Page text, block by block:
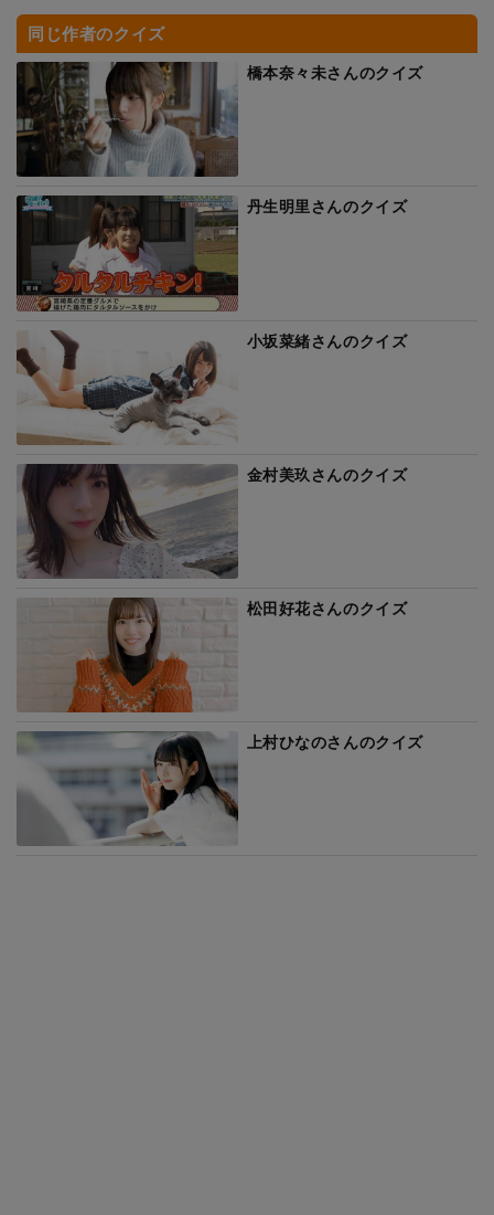
同じ作者のクイズ
橋本奈々未さんのクイズ
丹生明里さんのクイズ
小坂菜緒さんのクイズ
金村美玖さんのクイズ
松田好花さんのクイズ
上村ひなのさんのクイズ